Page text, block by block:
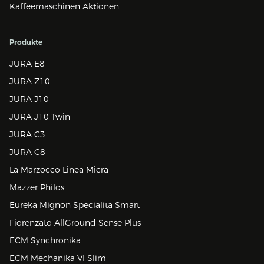
Kaffeemaschinen Aktionen
Produkte
JURA E8
JURA Z10
JURA J10
JURA J10 Twin
JURA C3
JURA C8
La Marzocco Linea Micra
Mazzer Philos
Eureka Mignon Specialita Smart
Fiorenzato AllGround Sense Plus
ECM Synchronika
ECM Mechanika VI Slim